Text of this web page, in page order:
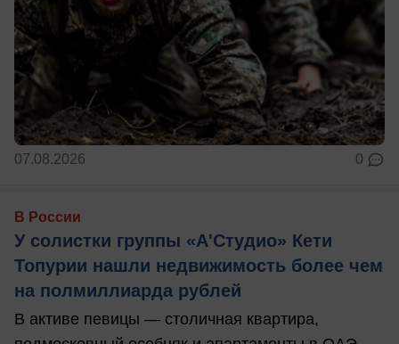
07.08.2026 0
В России
У солистки группы «А'Студио» Кети
Топурии нашли недвижимость более чем
на полмиллиарда рублей
В активе певицы — столичная квартира,